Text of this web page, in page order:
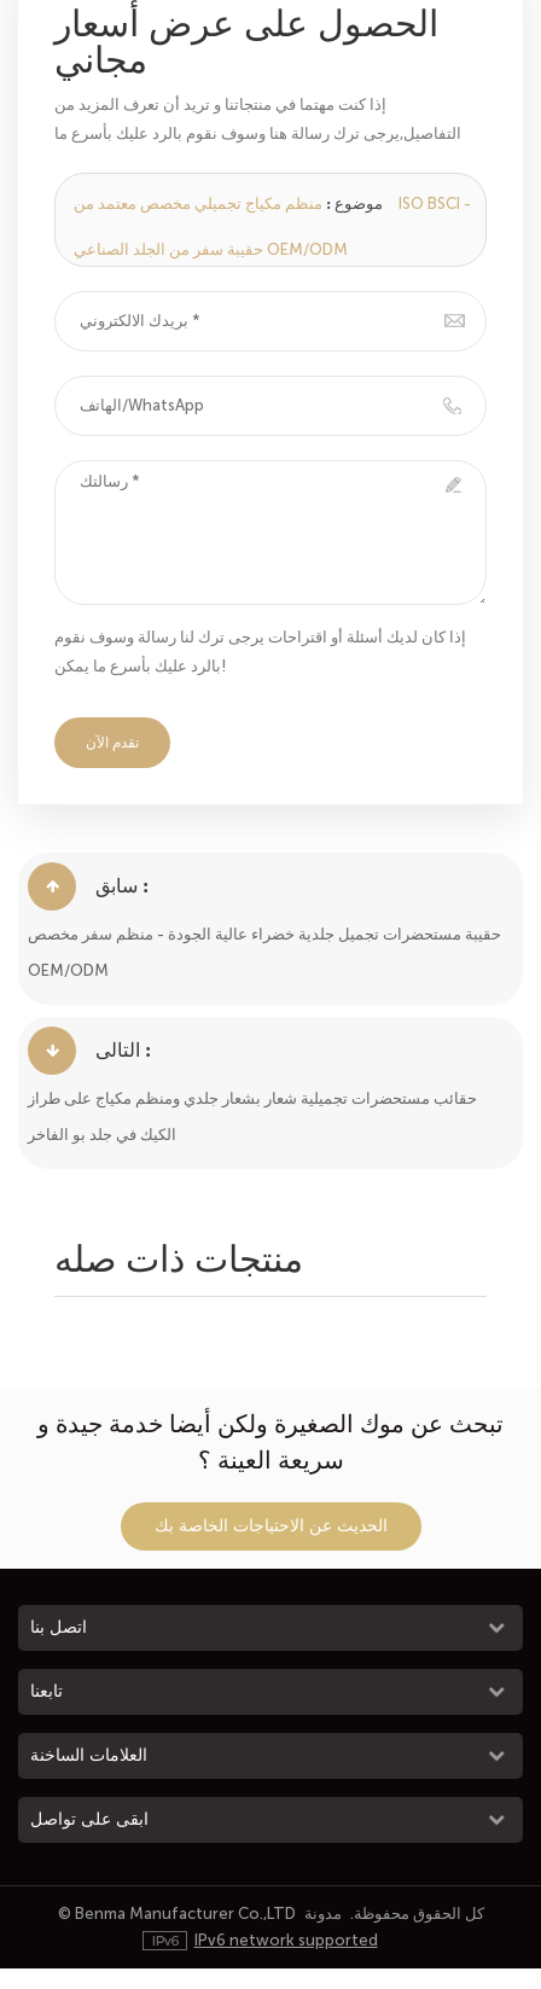
الحصول على عرض أسعار
مجاني
إذا كنت مهتما في منتجاتنا و تريد أن تعرف المزيد من
التفاصيل,يرجى ترك رسالة هنا وسوف نقوم بالرد عليك بأسرع ما
موضوع : منظم مكياج تجميلي مخصص معتمد من ISO BSCI -
حقيبة سفر من الجلد الصناعي OEM/ODM
إذا كان لديك أسئلة أو اقتراحات يرجى ترك لنا رسالة وسوف نقوم
بالرد عليك بأسرع ما يمكن!
تقدم الآن
سابق :
حقيبة مستحضرات تجميل جلدية خضراء عالية الجودة - منظم سفر مخصص
OEM/ODM
التالى :
حقائب مستحضرات تجميلية شعار بشعار جلدي ومنظم مكياج على طراز
الكيك في جلد بو الفاخر
منتجات ذات صله
تبحث عن موك الصغيرة ولكن أيضا خدمة جيدة و
سريعة العينة ؟
الحديث عن الاحتياجات الخاصة بك
اتصل بنا
تابعنا
العلامات الساخنة
ابقى على تواصل
© Benma Manufacturer Co.,LTD كل الحقوق محفوظة.
مدونة
IPv6 network supported